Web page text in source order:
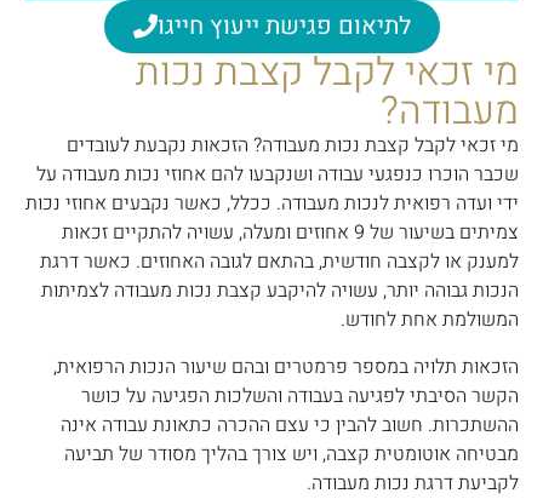
לתיאום פגישת ייעוץ חייגו
מי זכאי לקבל קצבת נכות
מעבודה?
מי זכאי לקבל קצבת נכות מעבודה? הזכאות נקבעת לעובדים
שכבר הוכרו כנפגעי עבודה ושנקבעו להם אחוזי נכות מעבודה על
ידי ועדה רפואית לנכות מעבודה. ככלל, כאשר נקבעים אחוזי נכות
צמיתים בשיעור של 9 אחוזים ומעלה, עשויה להתקיים זכאות
למענק או לקצבה חודשית, בהתאם לגובה האחוזים. כאשר דרגת
הנכות גבוהה יותר, עשויה להיקבע קצבת נכות מעבודה לצמיתות
המשולמת אחת לחודש.
הזכאות תלויה במספר פרמטרים ובהם שיעור הנכות הרפואית,
הקשר הסיבתי לפגיעה בעבודה והשלכות הפגיעה על כושר
ההשתכרות. חשוב להבין כי עצם ההכרה כתאונת עבודה אינה
מבטיחה אוטומטית קצבה, ויש צורך בהליך מסודר של תביעה
לקביעת דרגת נכות מעבודה.